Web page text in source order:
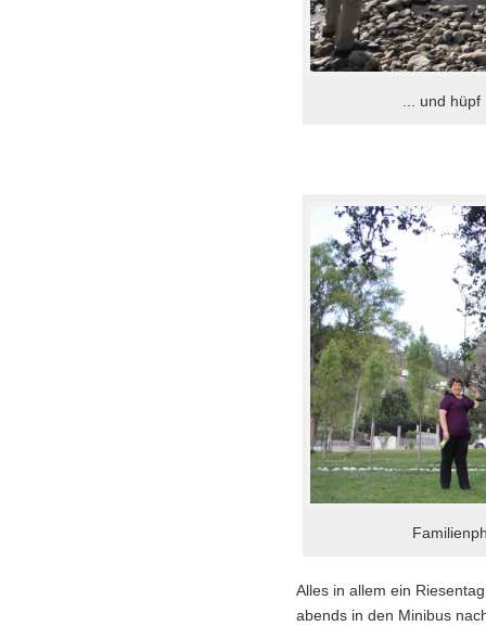
... und hüpf
Alles in allem ein
abends in den Minibus